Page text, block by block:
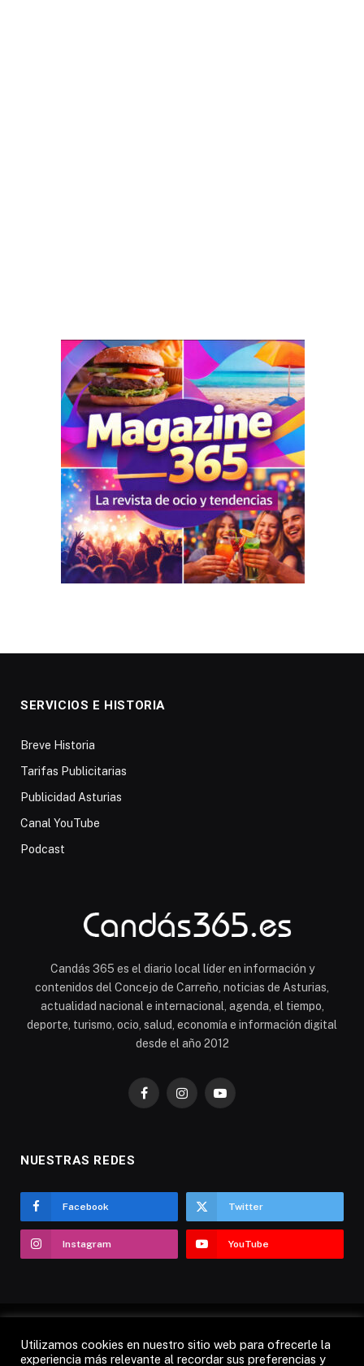
SERVICIOS E HISTORIA
Breve Historia
Tarifas Publicitarias
Publicidad Asturias
Canal YouTube
Podcast
Candás 365 es el diario local líder en información y
contenidos del Concejo de Carreño, noticias de Asturias,
actualidad nacional e internacional, agenda, el tiempo,
deporte, turismo, ocio, salud, economía e información digital
desde el año 2012
FacebookInstagramYouTube
NUESTRAS REDES
Facebook Twitter
Instagram YouTube
AVISO LEGAL POLÍTICA DE COOKIES
Utilizamos cookies en nuestro sitio web para ofrecerle la
experiencia más relevante al recordar sus preferencias y